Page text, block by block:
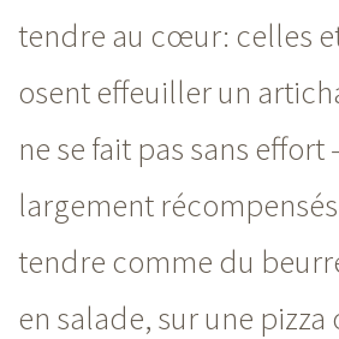
tendre au cœur: celles
osent effeuiller un
ne se fait pas sans effort
largement
tendre comme du
en salade, sur une pizza